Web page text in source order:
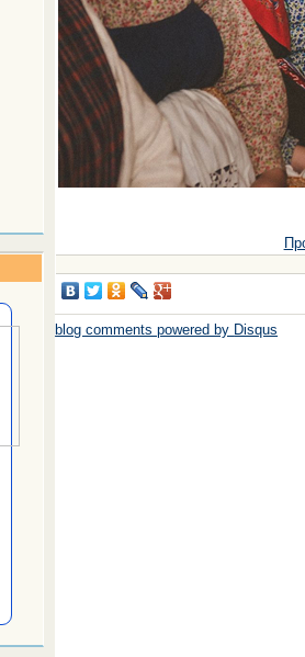
blog comments powered by Disqus